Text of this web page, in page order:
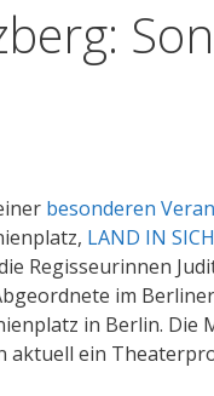
besonderen
LAND IN
Regisseurinnen
im
in Berlin. Die
aktuell ein